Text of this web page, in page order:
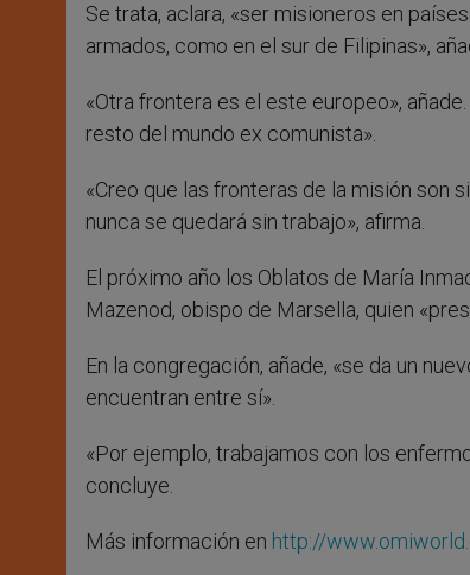
Se trata, aclara, «ser misioneros en
armados, como en el sur de Filipinas»,
«Otra frontera es el este europeo»,
resto del mundo ex comunista».
«Creo que las fronteras de la misión son
nunca se quedará sin trabajo», afirma.
El próximo año los Oblatos de María
Mazenod, obispo de Marsella, quien
En la congregación, añade, «se da un
encuentran entre sí».
«Por ejemplo, trabajamos con los
concluye.
Más información en http://